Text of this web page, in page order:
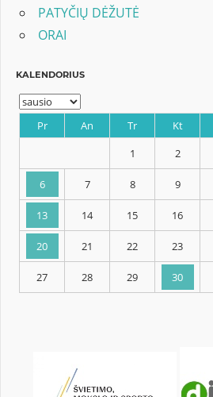
PATYČIŲ DĖŽUTĖ
ORAI